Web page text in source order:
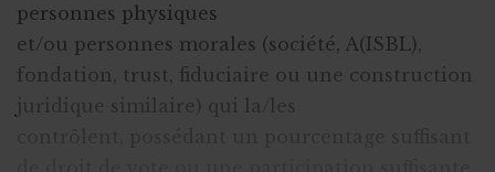
personnes physiques
et/ou personnes morales (société, A(ISBL),
fondation, trust, fiduciaire ou une construction